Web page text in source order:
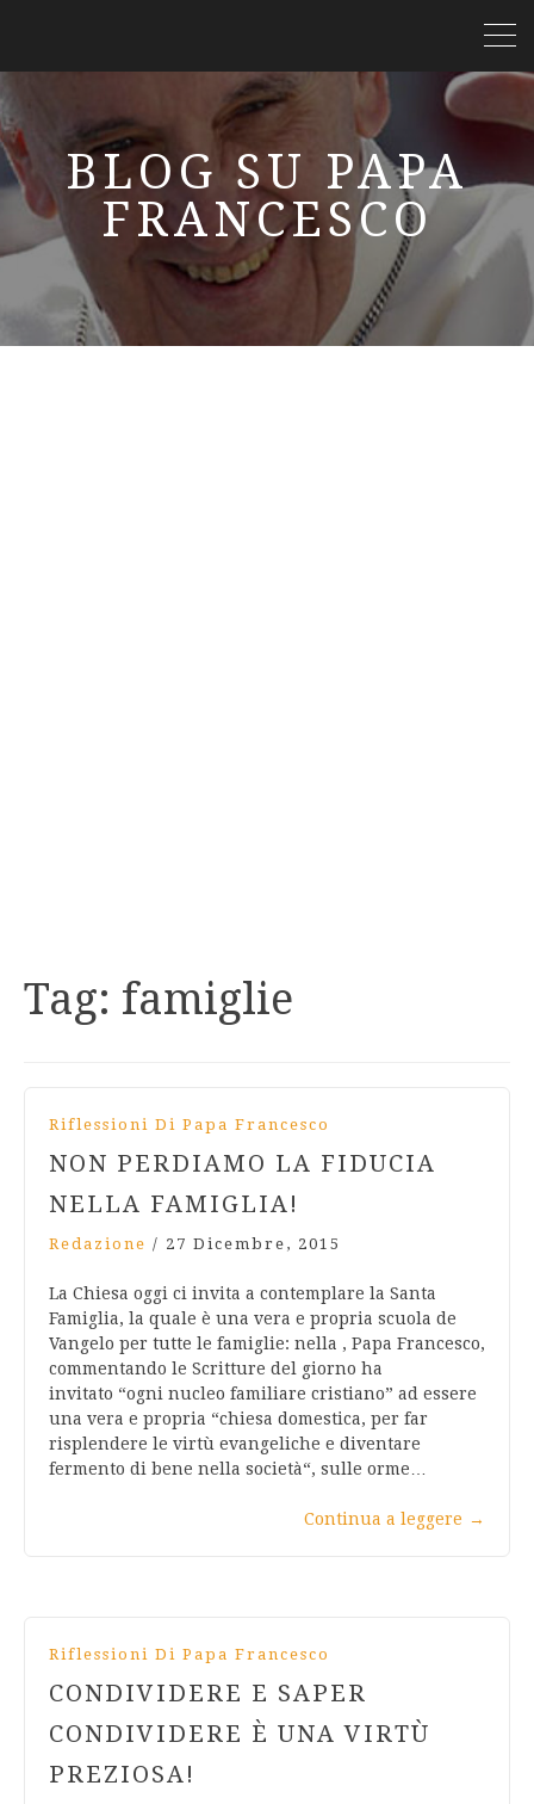
BLOG SU PAPA
FRANCESCO
Tag: famiglie
Riflessioni Di Papa Francesco
NON PERDIAMO LA FIDUCIA
NELLA FAMIGLIA!
Redazione / 27 Dicembre, 2015
La Chiesa oggi ci invita a contemplare la Santa
Famiglia, la quale è una vera e propria scuola de
Vangelo per tutte le famiglie: nella , Papa Francesco,
commentando le Scritture del giorno ha
invitato “ogni nucleo familiare cristiano” ad essere
una vera e propria “chiesa domestica, per far
risplendere le virtù evangeliche e diventare
fermento di bene nella società“, sulle orme…
Continua a leggere →
Riflessioni Di Papa Francesco
CONDIVIDERE E SAPER
CONDIVIDERE È UNA VIRTÙ
PREZIOSA!